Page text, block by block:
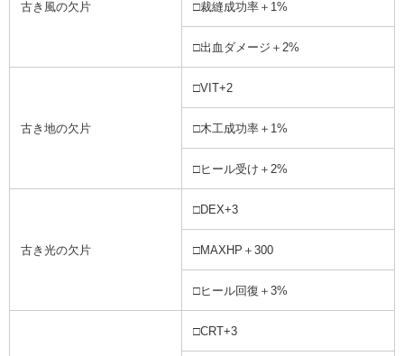
古き風の欠片 □裁縫成功率＋1%
□出血ダメージ＋2%
古き地の欠片
□VIT+2
□木工成功率＋1%
□ヒール受け＋2%
古き光の欠片
□DEX+3
□MAXHP＋300
□ヒール回復＋3%
□CRT+3